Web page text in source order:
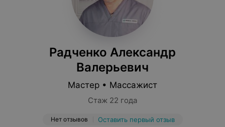
Радченко Александр
Валерьевич
Мастер • Массажист
Стаж 22 года
Нет отзывов Оставить первый отзыв